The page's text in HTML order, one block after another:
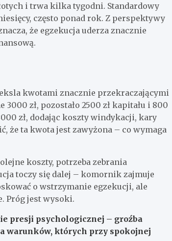
i trwa kilka tygodni. Standardowy
często ponad rok. Z perspektywy
że egzekucja uderza znacznie
kwotami znacznie przekraczającymi
3000 zł, pozostało 2500 zł kapitału i 800
zł, dodając koszty windykacji, kary
że ta kwota jest zawyżona – co wymaga
koszty, potrzeba zebrania
toczy się dalej – komornik zajmuje
o wstrzymanie egzekucji, ale
Próg jest wysoki.
presji psychologicznej – groźba
warunków, których przy spokojnej